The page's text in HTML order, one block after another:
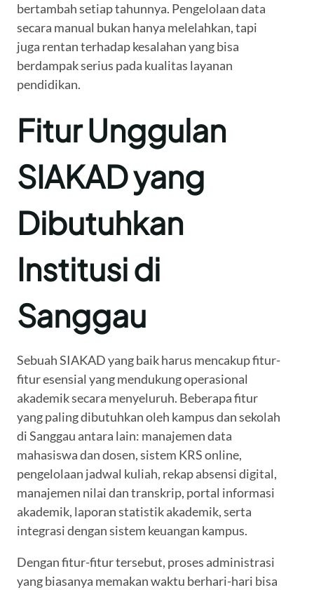
bertambah setiap tahunnya. Pengelolaan data
secara manual bukan hanya melelahkan, tapi
juga rentan terhadap kesalahan yang bisa
berdampak serius pada kualitas layanan
pendidikan.
Fitur Unggulan
SIAKAD yang
Dibutuhkan
Institusi di
Sanggau
Sebuah SIAKAD yang baik harus mencakup fitur-
fitur esensial yang mendukung operasional
akademik secara menyeluruh. Beberapa fitur
yang paling dibutuhkan oleh kampus dan sekolah
di Sanggau antara lain: manajemen data
mahasiswa dan dosen, sistem KRS online,
pengelolaan jadwal kuliah, rekap absensi digital,
manajemen nilai dan transkrip, portal informasi
akademik, laporan statistik akademik, serta
integrasi dengan sistem keuangan kampus.
Dengan fitur-fitur tersebut, proses administrasi
yang biasanya memakan waktu berhari-hari bisa